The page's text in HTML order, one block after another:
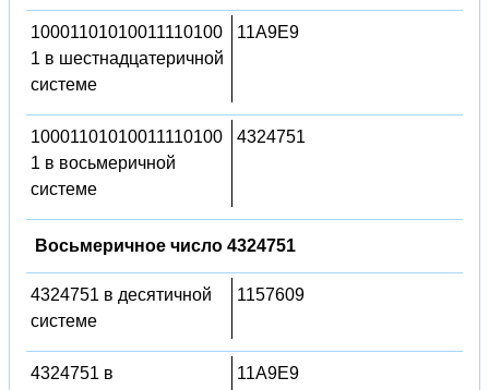
10001101010011110100
1 в шестнадцатеричной
системе
11A9E9
10001101010011110100
1 в восьмеричной
системе
4324751
Восьмеричное число 4324751
4324751 в десятичной
системе
1157609
4324751 в
11A9E9